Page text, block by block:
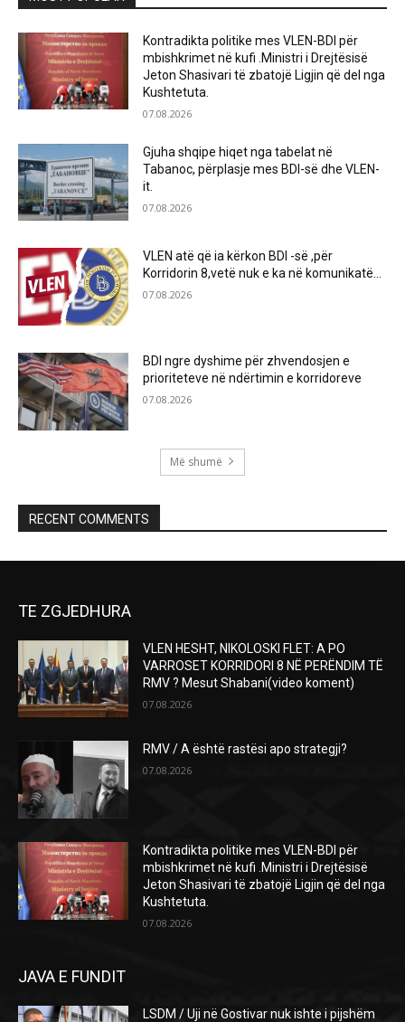
Kontradikta politike mes VLEN-BDI për
mbishkrimet në kufi .Ministri i Drejtësisë
Jeton Shasivari të zbatojë Ligjin që del nga
Kushtetuta.
07.08.2026
Gjuha shqipe hiqet nga tabelat në
Tabanoc, përplasje mes BDI-së dhe VLEN-
it.
07.08.2026
VLEN atë që ia kërkon BDI -së ,për
Korridorin 8,vetë nuk e ka në komunikatë…
07.08.2026
BDI ngre dyshime për zhvendosjen e
prioriteteve në ndërtimin e korridoreve
07.08.2026
Më shumë
RECENT COMMENTS
TE ZGJEDHURA
VLEN HESHT, NIKOLOSKI FLET: A PO
VARROSET KORRIDORI 8 NË PERËNDIM TË
RMV ? Mesut Shabani(video koment)
07.08.2026
RMV / A është rastësi apo strategji?
07.08.2026
Kontradikta politike mes VLEN-BDI për
mbishkrimet në kufi .Ministri i Drejtësisë
Jeton Shasivari të zbatojë Ligjin që del nga
Kushtetuta.
07.08.2026
JAVA E FUNDIT
LSDM / Uji në Gostivar nuk ishte i pijshëm